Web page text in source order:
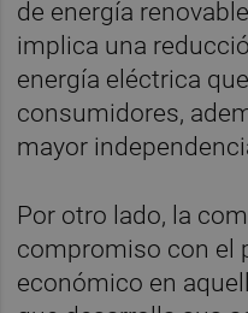
de energía
implica una
energía eléctrica
consumidores,
mayor
Por otro lado, la
compromiso con el
económico en